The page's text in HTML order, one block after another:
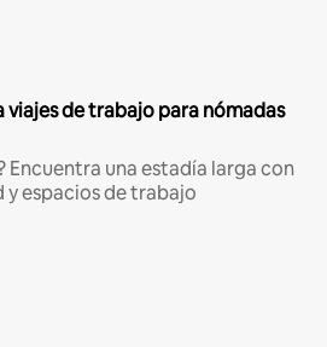
viajes de trabajo para nómadas
Encuentra una estadía larga con
espacios de trabajo